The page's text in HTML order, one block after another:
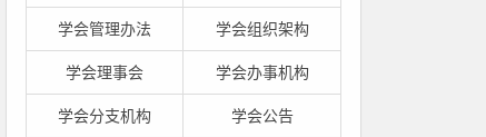
学会管理办法 学会组织架构
学会理事会 学会办事机构
学会分支机构 学会公告